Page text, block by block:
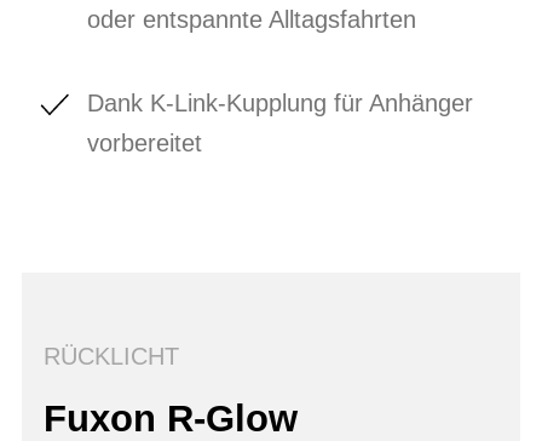
oder entspannte Alltagsfahrten
Dank K-Link-Kupplung für Anhänger
vorbereitet
RÜCKLICHT
Fuxon R-Glow